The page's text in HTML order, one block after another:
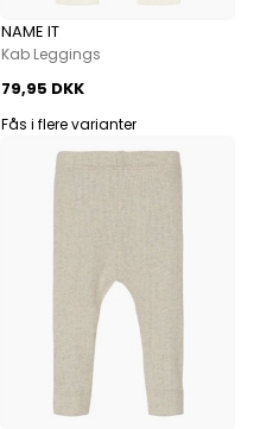
NAME IT
Kab Leggings
79,95 DKK
Fås i flere varianter